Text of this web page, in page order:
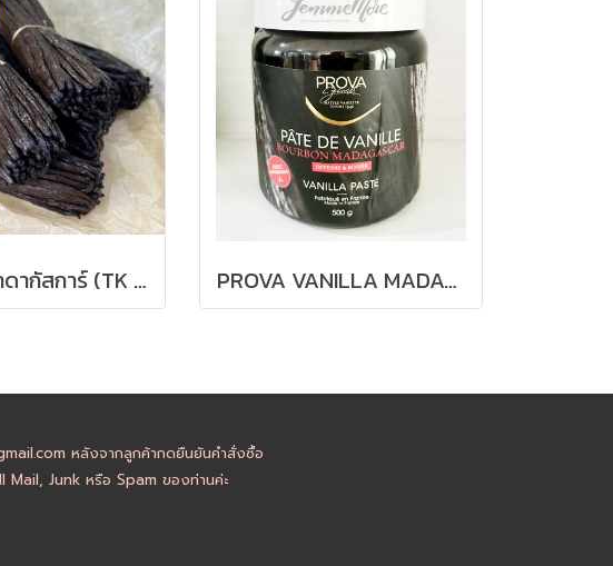
ฝักวานิลามาดากัสการ์ (TK NOIR) Madagascar Bourbon Planifolia Gourmet Vanilla Pods PROVA VANILLA MADAGASCAR PASTE
หลังจากลูกค้ากดยืนยันคำสั่งซื้อ
Mail, Junk หรือ Spam ของท่านค่ะ